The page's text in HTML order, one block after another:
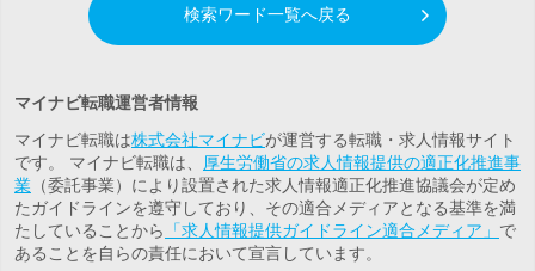
検索ワード一覧へ戻る
マイナビ転職運営者情報
マイナビ転職は株式会社マイナビが運営する転職・求人情報サイト
です。 マイナビ転職は、
厚生労働省の求人情報提供の適正化推進事
業 （委託事業）により設置された求人情報適正化推進協議会が定め
たガイドラインを遵守しており、その適合メディアとなる基準を満
たしていることから
「求人情報提供ガイドライン適合メディア」 で
あることを自らの責任において宣言しています。